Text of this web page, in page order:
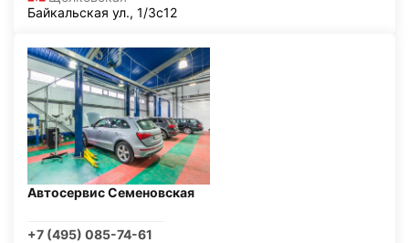
Байкальская ул., 1/3с12
Автосервис Семеновская
+7 (495) 085-74-61